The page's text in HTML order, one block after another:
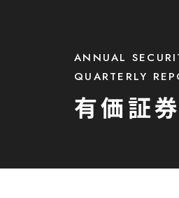
ANNUAL
QUARTERLY
有価証